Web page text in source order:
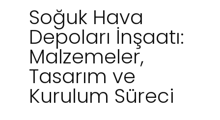
Soğuk Hava
Depoları İnşaatı:
Malzemeler,
Tasarım ve
Kurulum Süreci